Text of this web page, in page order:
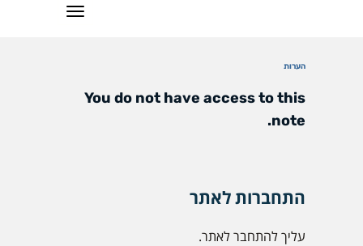
תפריט
הערות
You do not have access to this
note.
התחברות לאתר
עליך להתחבר לאתר.